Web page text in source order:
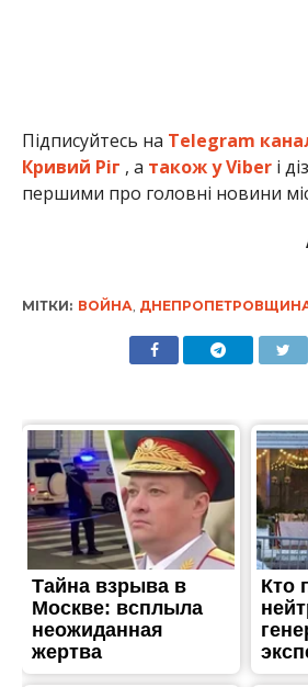
Підписуйтесь на Telegram
Кривий Ріг , а також у Viberі
першими про головні новини
МІТКИ: ВОЙНА,